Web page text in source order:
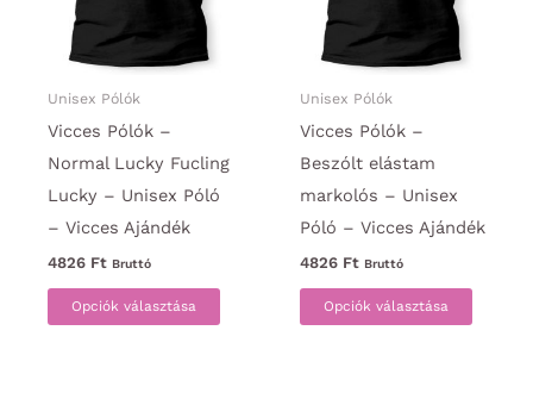
termékoldalon
választhatók
Unisex Pólók
Vicces Pólók –
Normal Lucky Fucling
Lucky – Unisex Póló
– Vicces Ajándék
4826 Ft Bruttó
Opciók választása
Ennek
a
Unisex Pólók
Vicces Pólók –
Beszólt elástam
markolós – Unisex
Póló – Vicces Ajándék
4826 Ft Bruttó
Opciók választása
Ennek
a